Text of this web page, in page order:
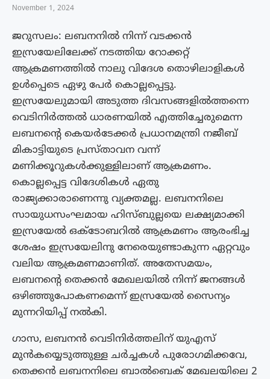
November 1, 2024
ജറുസലം: ലബനനിൽ നിന്ന് വടക്കൻ
ഇസ്രയേലിലേക്ക് നടത്തിയ റോക്കറ്റ്
ആക്രമണത്തിൽ നാലു വിദേശ തൊഴിലാളികൾ
ഉൾപ്പെടെ ഏഴു പേർ കൊല്ലപ്പെട്ടു.
ഇസ്രയേലുമായി അടുത്ത ദിവസങ്ങളിൽത്തന്നെ
വെടിനിർത്തൽ ധാരണയിൽ എത്തിച്ചേരുമെന്ന
ലബനന്റെ കെയർടേക്കർ പ്രധാനമന്ത്രി നജീബ്
മികാട്ടിയുടെ പ്രസ്താവന വന്ന്
മണിക്കൂറുകൾക്കുള്ളിലാണ് ആക്രമണം.
കൊല്ലപ്പെട്ട വിദേശികൾ ഏതു
രാജ്യക്കാരാണെന്നു വ്യക്തമല്ല. ലബനനിലെ
സായുധസംഘമായ ഹിസ്ബുല്ലയെ ലക്ഷ്യമാക്കി
ഇസ്രയേൽ ഒക്ടോബറിൽ ആക്രമണം ആരംഭിച്ച
ശേഷം ഇസ്രയേലിനു നേരെയുണ്ടാകുന്ന ഏറ്റവും
വലിയ ആക്രമണമാണിത്. അതേസമയം,
ലബനന്റെ തെക്കൻ മേഖലയിൽ നിന്ന് ജനങ്ങൾ
ഒഴിഞ്ഞുപോകണമെന്ന് ഇസ്രയേൽ സൈന്യം
മുന്നറിയിപ്പ് നൽകി.
ഗാസ, ലബനൻ വെടിനിർത്തലിന് യുഎസ്
മുൻകയ്യെടുത്തുള്ള ചർച്ചകൾ പുരോഗമിക്കവേ,
തെക്കൻ ലബനനിലെ ബാൽബെക് മേഖലയിലെ 2